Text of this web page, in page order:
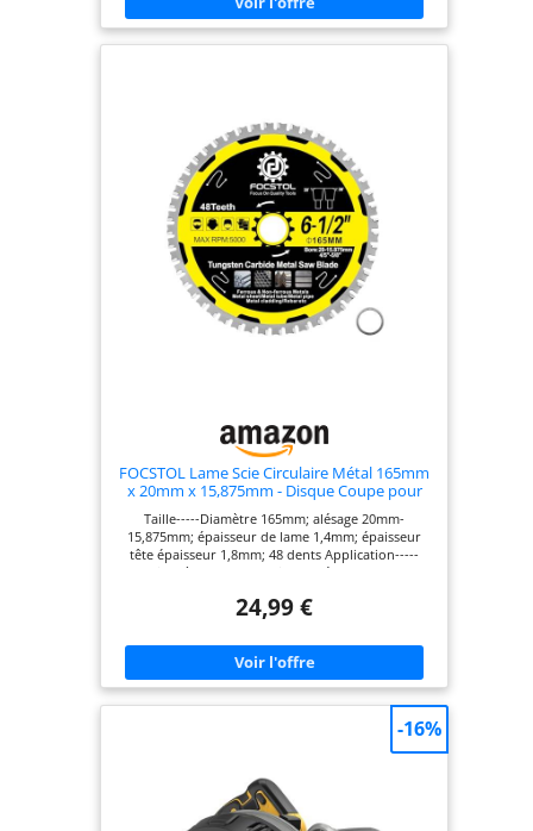
FOCSTOL Lame Scie Circulaire Métal 165mm
x 20mm x 15,875mm - Disque Coupe pour
Métal 48 Dents pour Acier Inoxydable
Ferreux Tube D'acier
Taille-----Diamètre 165mm; alésage 20mm-
15,875mm; épaisseur de lame 1,4mm; épaisseur
tête épaisseur 1,8mm; 48 dents Application-----
Convient à la coupe de divers métaux ferreux et
tuyaux métalliques, revêtements métalliques,
(jusqu'à 3mm), bois, etc 48 dents en carbure de
tungstène-----L'utilisation d'une matrice en acier
de haute qualité et de dents en carbure spécifique
au métal, la résistance à l'usure, l'efficacité de
durée de vie Rainure laser-----La rainure du laser
absorbe le bruit et réduit les vibrations, empêche
précise et stable
24,99 €
-16%